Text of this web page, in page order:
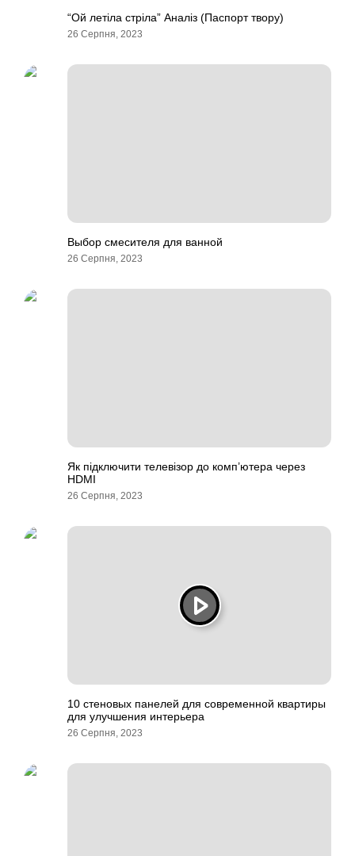
“Ой летіла стріла” Аналіз (Паспорт твору)
26 Серпня, 2023
Выбор смесителя для ванной
26 Серпня, 2023
Як підключити телевізор до комп’ютера через
HDMI
26 Серпня, 2023
10 стеновых панелей для современной квартиры
для улучшения интерьера
26 Серпня, 2023